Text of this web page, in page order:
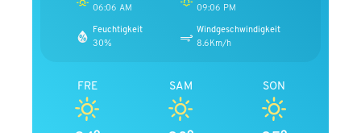
06:06 AM
09:06 PM
Feuchtigkeit
30%
Windgeschwindigkeit
8.6Km/h
FRE SAM SON